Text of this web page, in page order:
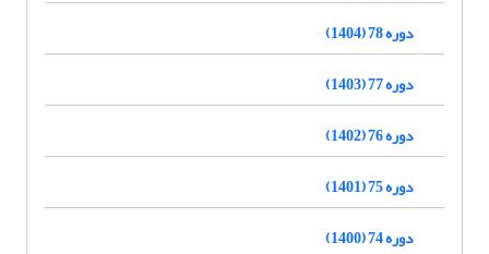
دوره 78 (1404)
دوره 77 (1403)
دوره 76 (1402)
دوره 75 (1401)
دوره 74 (1400)